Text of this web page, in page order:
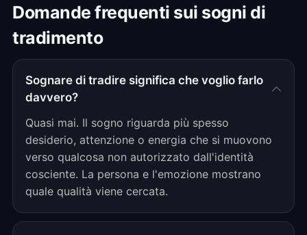
Domande frequenti sui sogni di
tradimento
Sognare di tradire significa che voglio farlo
davvero?
Quasi mai. Il sogno riguarda più spesso
desiderio, attenzione o energia che si muovono
verso qualcosa non autorizzato dall'identità
cosciente. La persona e l'emozione mostrano
quale qualità viene cercata.